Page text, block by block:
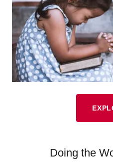
Doing the